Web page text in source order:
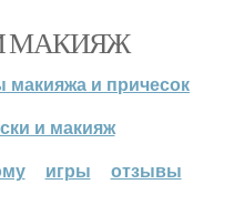
МАКИЯЖ
макияжа и причесок
и макияж
игры отзывы